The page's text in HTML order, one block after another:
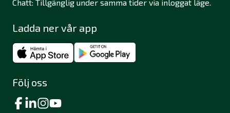
Chatt: Tillgänglig under samma tider via inloggat läge.
Ladda ner vår app
Följ oss